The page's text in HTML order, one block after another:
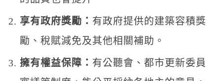
享有政府獎勵： 有政府提供的建築容積獎
勵、稅賦減免及其他相關補助。
擁有權益保障： 有公聽會、都市更新委員